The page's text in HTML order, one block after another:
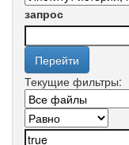
запрос
Текущие фильтры: